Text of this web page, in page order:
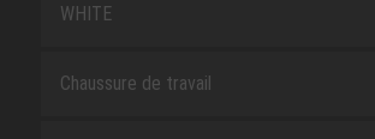
WHITE
Chaussure de travail